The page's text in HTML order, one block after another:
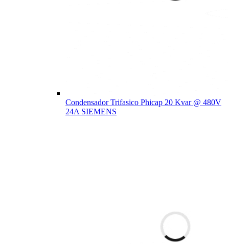
Condensador Trifasico Phicap 20 Kvar @ 480V
24A SIEMENS